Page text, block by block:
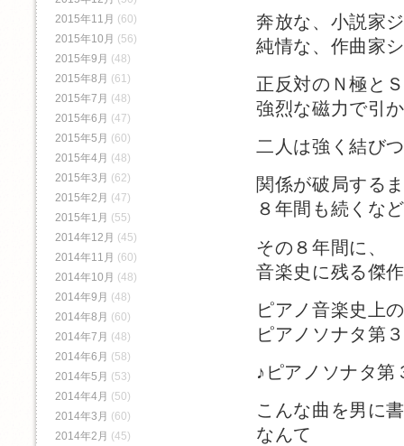
奔放な、小説家
純情な、作曲家
正反対のＮ極と
強烈な磁力で引
二人は強く結び
関係が破局する
８年間も続くな
その８年間に、
音楽史に残る傑
ピアノ音楽史上
ピアノソナタ第
♪ピアノソナタ第
こんな曲を男に
なんて
2015年11月 (60)
2015年10月 (56)
2015年9月 (48)
2015年8月 (61)
2015年7月 (48)
2015年6月 (47)
2015年5月 (60)
2015年4月 (48)
2015年3月 (62)
2015年2月 (47)
2015年1月 (55)
2014年12月 (45)
2014年11月 (60)
2014年10月 (48)
2014年9月 (48)
2014年8月 (60)
2014年7月 (48)
2014年6月 (58)
2014年5月 (53)
2014年4月 (50)
2014年3月 (60)
2014年2月 (45)